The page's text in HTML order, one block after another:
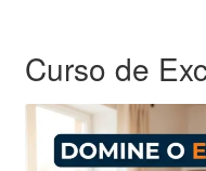
Curso de